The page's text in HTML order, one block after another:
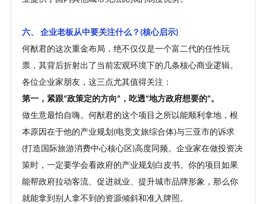
六、 企业老板从中要关注什么？ (核心启示)
何猷君的这次重金布局，绝不仅仅是一个富二代的任性玩
票，其背后折射出了当前宏观环境下的几条核心商业逻辑。
各位企业家朋友，这三点尤其值得关注：
第一，紧跟“政策定的方向” ，吃透“地方政府想要的”。
做生意最怕自嗨。何猷君的这个项目之所以能顺利拿地，根
本原因在于他的产业规划 (电竞文旅综合体)与三亚市的诉求
(打造国际旅游消费中心核心区)高度同频。企业家在做投资决
策时，一定要学会看政府的产业规划白皮书。你的项目如果
能帮政府拉动客流、促进就业、提升城市品牌形象，那么你
就能拿到别人拿不到的资源倾斜和准入牌照。